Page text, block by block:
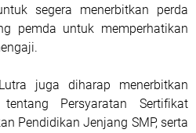
segera menerbitkan perda
pemda untuk memperhatikan
juga diharap menerbitkan
Persyaratan Sertifikat
Pendidikan Jenjang SMP, serta